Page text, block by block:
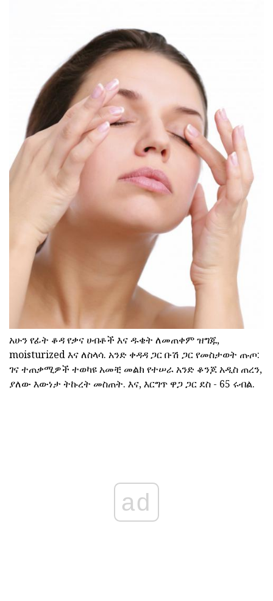
አሁን የፊት ቆዳ የቃና ሀብቶች እና ዱቄት ለመጠቀም ዝግጁ,
moisturized እና ለስላሳ. አንድ ቀዳዳ ጋር ቡሽ ጋር የመስታወት ጡጦ:
ገና ተጠቃሚዎች ተወካዩ አመቺ መልክ የተሠራ አንድ ቆንጆ አዲስ ጠረን,
ያለው እውነታ ትኩረት መስጠት. እና, እርግጥ ዋጋ ጋር ደስ - 65 ሩብል.
ad